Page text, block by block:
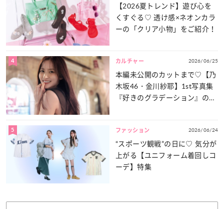
【2026夏トレンド】遊び心を
くすぐる♡ 透け感×ネオンカラ
ーの「クリア小物」をご紹介！
4 カルチャー 2026/06/25
本編未公開のカットまで♡【乃
木坂46・金川紗耶】1st写真集
『好きのグラデーション』の魅
5 ファッション 2026/06/24
“スポーツ観戦”の日に♡ 気分が
上がる【ユニフォーム着回しコ
ーデ】特集